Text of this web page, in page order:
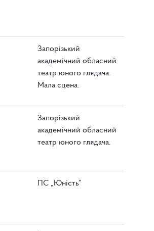
Запорізький
академічний обласний
театр юного глядача.
Мала сцена.
Запорізький
академічний обласний
театр юного глядача.
ПС „Юність”